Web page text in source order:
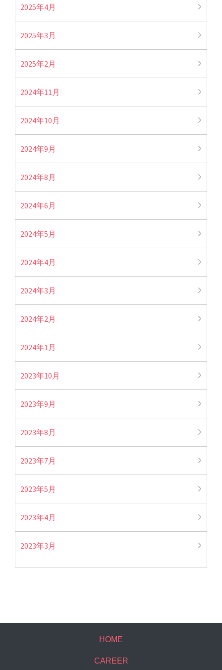
2025年4月
2025年3月
2025年2月
2024年11月
2024年10月
2024年9月
2024年8月
2024年6月
2024年5月
2024年4月
2024年3月
2024年2月
2024年1月
2023年10月
2023年9月
2023年8月
2023年7月
2023年5月
2023年4月
2023年3月
HOME
CAREER